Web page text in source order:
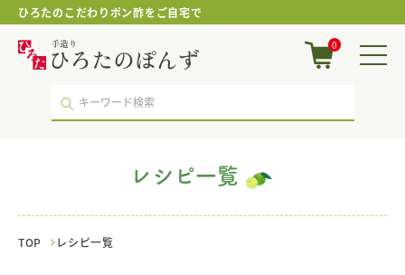
ひろたのこだわりポン酢をご自宅で
ハ
シ
｜
ン
0
レシピ一覧
TOP レシピ一覧